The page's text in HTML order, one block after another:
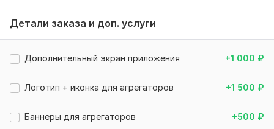
Design .
конкурентов, выявляю сильные и слабые стороны их
решений, нахожу ключевые боли пользователей. Создаю
взаимодействие пользователя с приложением;
Детали заказа и доп. услуги
Дополнительный экран приложения +1 000 ₽
Логотип + иконка для агрегаторов +1 500 ₽
Баннеры для агрегаторов +500 ₽